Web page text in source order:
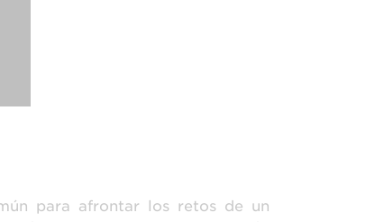
para afrontar los retos de un